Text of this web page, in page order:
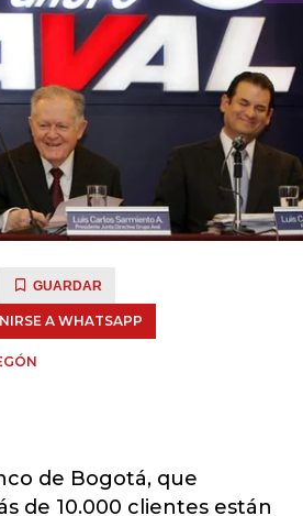
GUARDAR
A WHATSAPP
de Bogotá, que
de 10.000 clientes están